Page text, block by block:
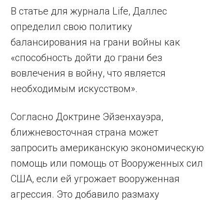
В статье для журнала Life, Даллес
определил свою политику
балансирования на грани войны как
«способность дойти до грани без
вовлечения в войну, что является
необходимым искусством».
Согласно Доктрине Эйзенхауэра,
ближневосточная страна может
запросить американскую экономическую
помощь или помощь от Вооруженных сил
США, если ей угрожает вооруженная
агрессия. Это добавило размаху